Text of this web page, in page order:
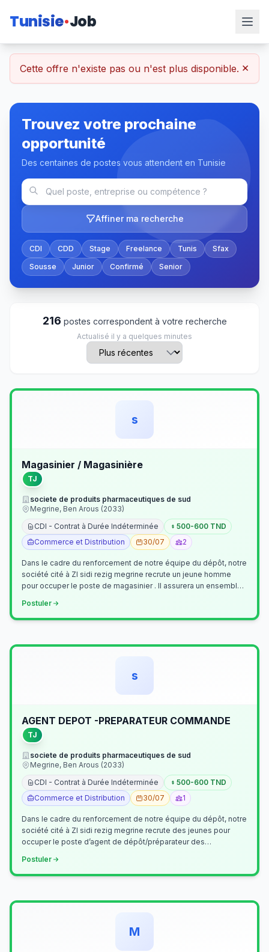
Tunisie Job
Cette offre n'existe pas ou n'est plus disponible. ×
Trouvez votre prochaine
opportunité
Des centaines de postes vous attendent en Tunisie
Affiner ma recherche
CDI CDD Stage Freelance Tunis
Sfax
Sousse
Junior Confirmé Senior
216 postes correspondent à votre recherche
Actualisé il y a quelques minutes
s
Magasinier / Magasinière
TJ
societe de produits pharmaceutiques de sud
Megrine, Ben Arous (2033)
CDI - Contrat à Durée Indéterminée
500-600 TND
Commerce et Distribution
30/07 2
Dans le cadre du renforcement de notre équipe du dépôt, notre
société cité à ZI sidi rezig megrine recrute un jeune homme
pour occuper le poste de magasinier . Il assurera un ensemble
Postuler
s
AGENT DEPOT -PREPARATEUR COMMANDE
TJ
societe de produits pharmaceutiques de sud
Megrine, Ben Arous (2033)
CDI - Contrat à Durée Indéterminée
500-600 TND
Commerce et Distribution
30/07 1
Dans le cadre du renforcement de notre équipe du dépôt, notre
société cité à ZI sidi rezig megrine recrute des jeunes pour
occuper le poste d’agent de dépôt/préparateur des
Postuler
M